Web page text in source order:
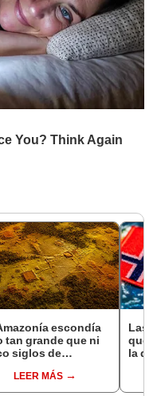
escondía
tan grande que ni
siglos de
el hallazgo
cambiar todo lo
LEER MÁS
Las
que
la de